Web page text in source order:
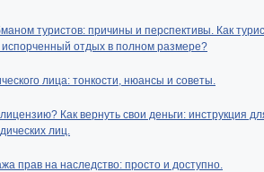
туристов: причины и перспективы. Как
испорченный отдых в полном размере?
лица: тонкости, нюансы и советы.
Как вернуть свои деньги: инструкция
лиц.
прав на наследство: просто и доступно.